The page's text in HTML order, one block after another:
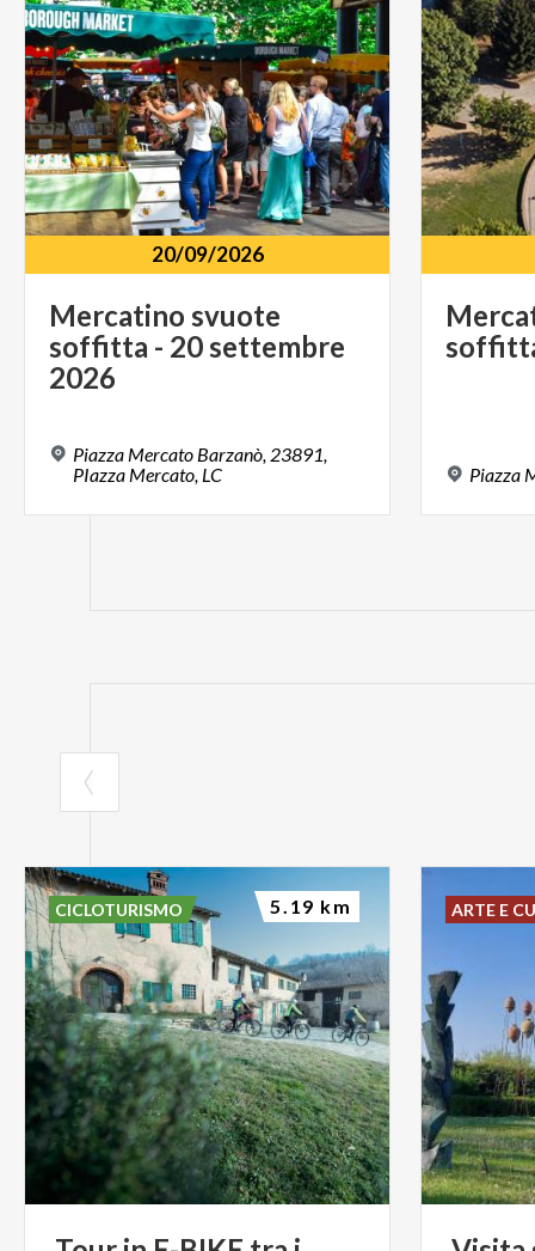
20/09/2026
Mercatino svuote
soffitta - 20 settembre
2026
Piazza Mercato Barzanò, 23891,
PIazza Mercato, LC
Piazza
CICLOTURISMO 5.19 km ARTE E